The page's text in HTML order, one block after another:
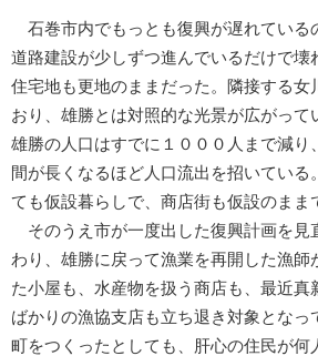
石巻市内でもっとも復興が遅れている
道路建設が少しずつ進んでいるだけで壊
住宅地も更地のままだった。隣接する女
おり、雄勝とは対照的な光景が広がって
雄勝の人口はすでに１０００人まで減り
間が長くなるほど人口流出を招いている
ても仮設暮らしで、商店街も仮設のまま
そのうえ市が一度出した復興計画を見
わり、雄勝に戻って漁業を再開した漁師
た小屋も、水産物を扱う商店も、最近真
ばかりの漁協支店も立ち退き対象となっ
町をつくったとしても、肝心の住民が何